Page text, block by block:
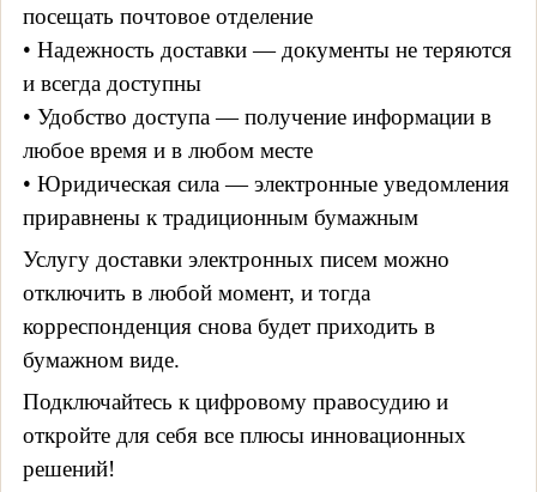
посещать почтовое отделение
• Надежность доставки — документы не теряются
и всегда доступны
• Удобство доступа — получение информации в
любое время и в любом месте
• Юридическая сила — электронные уведомления
приравнены к традиционным бумажным
Услугу доставки электронных писем можно
отключить в любой момент, и тогда
корреспонденция снова будет приходить в
бумажном виде.
Подключайтесь к цифровому правосудию и
откройте для себя все плюсы инновационных
решений!